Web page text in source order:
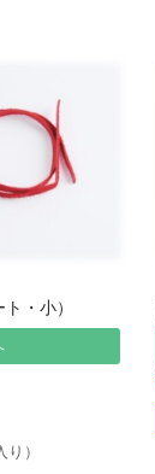
・小）
）